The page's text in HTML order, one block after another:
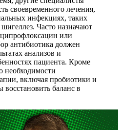
своевременного лечения,
инфекциях, таких
Часто назначают
или
антибиотика должен
анализов и
пациента. Кроме
необходимости
включая пробиотики и
восстановить баланс в